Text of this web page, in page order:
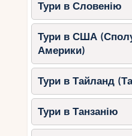
Велосипедні
На Лазурному Березі є
доріжок, які підійдуть
популярні маршрути
та Канн.
Порада
:
дитячими
Тури в Словенію
Тури в США
Америки)
Тури в Тайланд
Тури в Танзанію